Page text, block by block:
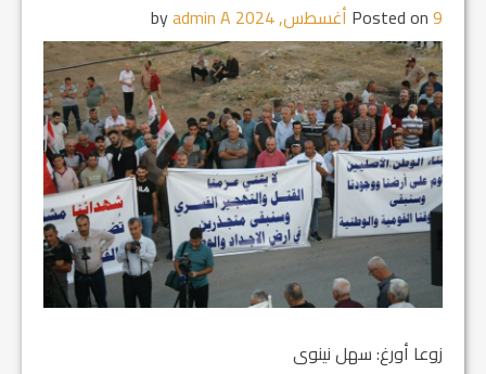
Posted on9 أغسطس, 2024 admin A
زوعا أورغ: سهل نينوى